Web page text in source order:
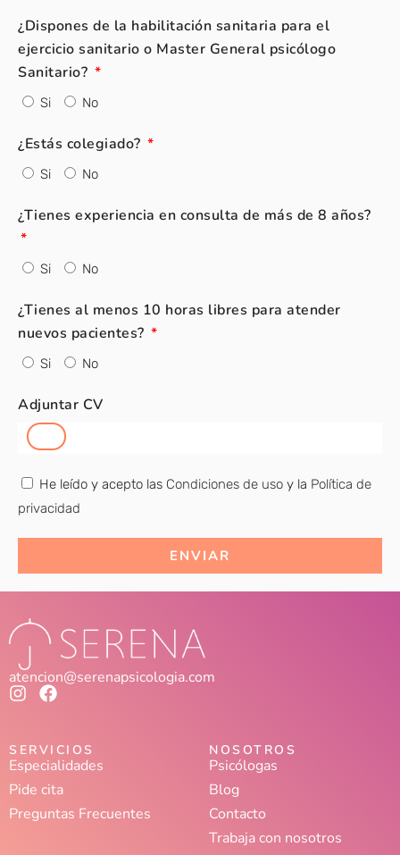
¿Dispones de la habilitación sanitaria para el
ejercicio sanitario o Master General psicólogo
Sanitario?
Si No
¿Estás colegiado?
Si No
¿Tienes experiencia en consulta de más de 8 años?
Si No
¿Tienes al menos 10 horas libres para atender
nuevos pacientes?
Si No
Adjuntar CV
He leído y acepto las Condiciones de uso y la Política de
privacidad
ENVIAR
atencion@serenapsicologia.com
SERVICIOS
Especialidades
Pide cita
Preguntas Frecuentes
NOSOTROS
Psicólogas
Blog
Contacto
Trabaja con nosotros